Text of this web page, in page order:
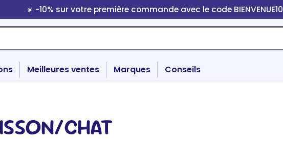
☀️ -10% sur votre première commande avec le code BIENVENUE10
Meilleures ventes Marques Conseils
CHAT